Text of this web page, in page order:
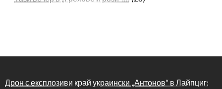
Дрон с експлозиви край украински „Антонов“ в Лайпциг: